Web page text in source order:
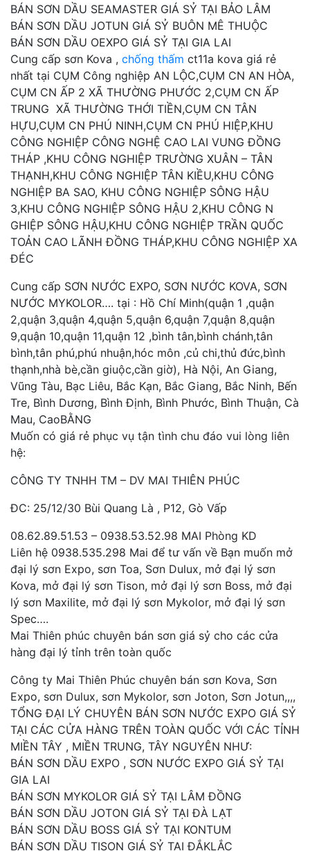
BÁN SƠN DẦU SEAMASTER GIÁ SỶ TẠI BẢO LÂM
BÁN SƠN DẦU JOTUN GIÁ SỶ BUÔN MÊ THUỘC
BÁN SƠN DẦU OEXPO GIÁ SỶ TẠI GIA LAI
Cung cấp sơn Kova , chống thấm ct11a kova giá rẻ
nhất tại CỤM Công nghiệp AN LỘC,CỤM CN AN HÒA,
CỤM CN ẤP 2 XÃ THƯỜNG PHƯỚC 2,CỤM CN ẤP
TRUNG XÃ THƯỜNG THỚI TIỀN,CỤM CN TÂN
HỰU,CỤM CN PHÚ NINH,CỤM CN PHÚ HIỆP,KHU
CÔNG NGHIỆP CÔNG NGHỆ CAO LAI VUNG ĐỒNG
THÁP ,KHU CÔNG NGHIỆP TRƯỜNG XUÂN – TÂN
THẠNH,KHU CÔNG NGHIỆP TÂN KIỀU,KHU CÔNG
NGHIỆP BA SAO, KHU CÔNG NGHIỆP SÔNG HẬU
3,KHU CÔNG NGHIỆP SÔNG HẬU 2,KHU CÔNG N
GHIỆP SÔNG HẬU,KHU CÔNG NGHIỆP TRẦN QUỐC
TOẢN CAO LÃNH ĐỒNG THÁP,KHU CÔNG NGHIỆP XA
ĐÉC
Cung cấp SƠN NƯỚC EXPO, SƠN NƯỚC KOVA, SƠN
NƯỚC MYKOLOR…. tại : Hồ Chí Minh(quận 1 ,quận
2,quận 3,quận 4,quận 5,quận 6,quận 7,quận 8,quận
9,quận 10,quận 11,quận 12 ,bình tân,bình chánh,tân
bình,tân phú,phú nhuận,hóc môn ,củ chi,thủ đức,bình
thạnh,nhà bè,cần giuộc,cần giờ), Hà Nội, An Giang,
Vũng Tàu, Bạc Liêu, Bắc Kạn, Bắc Giang, Bắc Ninh, Bến
Tre, Bình Dương, Bình Định, Bình Phước, Bình Thuận, Cà
Mau, CaoBẰNG
Muốn có giá rẻ phục vụ tận tình chu đáo vui lòng liên
hệ:
CÔNG TY TNHH TM – DV MAI THIÊN PHÚC
ĐC: 25/12/30 Bùi Quang Là , P12, Gò Vấp
08.62.89.51.53 – 0938.53.52.98 MAI Phòng KD
Liên hệ 0938.535.298 Mai để tư vấn về Bạn muốn mở
đại lý sơn Expo, sơn Toa, Sơn Dulux, mở đại lý sơn
Kova, mở đại lý sơn Tison, mở đại lý sơn Boss, mở đại
lý sơn Maxilite, mở đại lý sơn Mykolor, mở đại lý sơn
Spec….
Mai Thiên phúc chuyên bán sơn giá sỷ cho các cửa
hàng đại lý tỉnh trên toàn quốc
Công ty Mai Thiên Phúc chuyên bán sơn Kova, Sơn
Expo, sơn Dulux, sơn Mykolor, sơn Joton, Sơn Jotun,,,,
TỔNG ĐẠI LÝ CHUYÊN BÁN SƠN NƯỚC EXPO GIÁ SỶ
TẠI CÁC CỬA HÀNG TRÊN TOÀN QUỐC VỚI CÁC TỈNH
MIỀN TÂY , MIỀN TRUNG, TÂY NGUYÊN NHƯ:
BÁN SƠN DẦU EXPO , SƠN NƯỚC EXPO GIÁ SỶ TẠI
GIA LAI
BÁN SƠN MYKOLOR GIÁ SỶ TẠI LÂM ĐỒNG
BÁN SƠN DẦU JOTON GIÁ SỶ TẠI ĐÀ LẠT
BÁN SƠN DẦU BOSS GIÁ SỶ TẠI KONTUM
BÁN SƠN DẦU TISON GIÁ SỶ TẠI ĐẮKLẮC